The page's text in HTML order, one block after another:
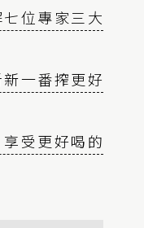
位專家三大
一番搾更好
受更好喝的